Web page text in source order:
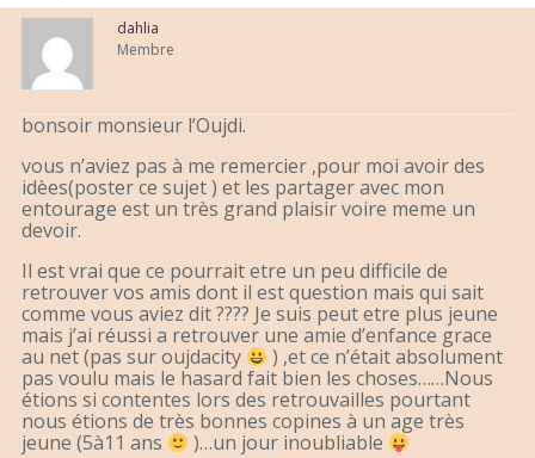
dahlia
Membre
bonsoir monsieur l’Oujdi.
vous n’aviez pas à me remercier ,pour moi avoir des
idèes(poster ce sujet ) et les partager avec mon
entourage est un très grand plaisir voire meme un
devoir.
Il est vrai que ce pourrait etre un peu difficile de
retrouver vos amis dont il est question mais qui sait
comme vous aviez dit ???? Je suis peut etre plus jeune
mais j’ai réussi a retrouver une amie d’enfance grace
au net (pas sur oujdacity
) ,et ce n’était absolument
pas voulu mais le hasard fait bien les choses……Nous
étions si contentes lors des retrouvailles pourtant
nous étions de très bonnes copines à un age très
jeune (5à11 ans
)…un jour inoubliable